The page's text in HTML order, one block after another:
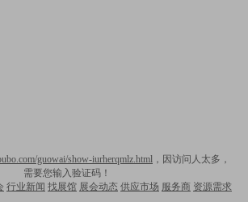
guowai/show-iurherqmlz.html ，因访问人太多，
需要您输入验证码！
行业新闻 找展馆 展会动态 供应市场 服务商 资源需求